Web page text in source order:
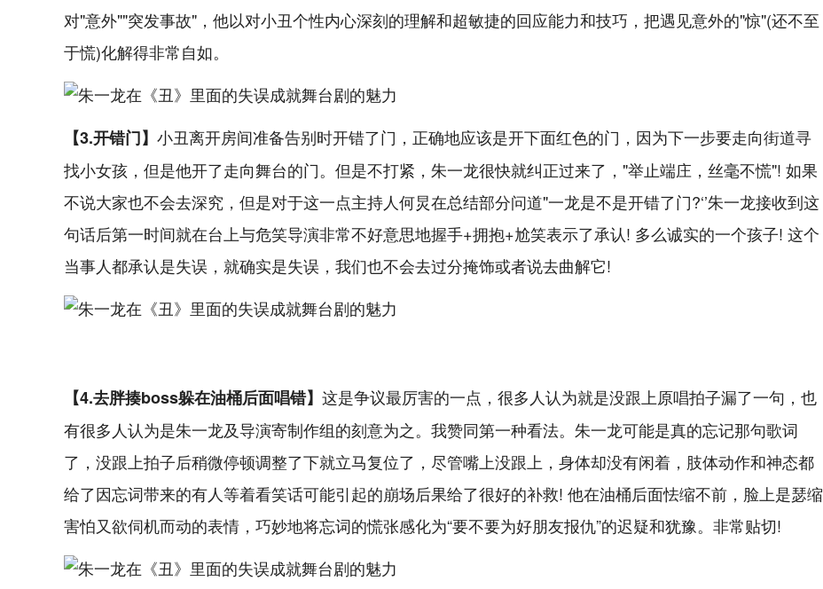
对"意外""突发事故"，他以对小丑个性内心深刻的理解和超敏捷的回应能力和技巧，把遇见意外的"惊"(还不至
于慌)化解得非常自如。
【3.开错门】 小丑离开房间准备告别时开错了门，正确地应该是开下面红色的门，因为下一步要走向街道寻
找小女孩，但是他开了走向舞台的门。但是不打紧，朱一龙很快就纠正过来了，"举止端庄，丝毫不慌"! 如果
不说大家也不会去深究，但是对于这一点主持人何炅在总结部分问道"一龙是不是开错了门?‘’朱一龙接收到这
句话后第一时间就在台上与危笑导演非常不好意思地握手+拥抱+尬笑表示了承认! 多么诚实的一个孩子! 这个
当事人都承认是失误，就确实是失误，我们也不会去过分掩饰或者说去曲解它!
【4.去胖揍boss躲在油桶后面唱错】 这是争议最厉害的一点，很多人认为就是没跟上原唱拍子漏了一句，也
有很多人认为是朱一龙及导演寄制作组的刻意为之。我赞同第一种看法。朱一龙可能是真的忘记那句歌词
了，没跟上拍子后稍微停顿调整了下就立马复位了，尽管嘴上没跟上，身体却没有闲着，肢体动作和神态都
给了因忘词带来的有人等着看笑话可能引起的崩场后果给了很好的补救! 他在油桶后面怯缩不前，脸上是瑟缩
害怕又欲伺机而动的表情，巧妙地将忘词的慌张感化为“要不要为好朋友报仇”的迟疑和犹豫。非常贴切!